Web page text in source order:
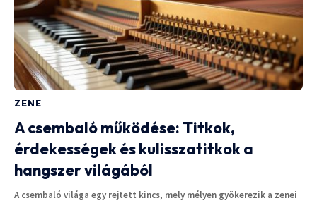
ZENE
A csembaló működése: Titkok,
érdekességek és kulisszatitkok a
hangszer világából
A csembaló világa egy rejtett kincs, mely mélyen gyökerezik a zenei